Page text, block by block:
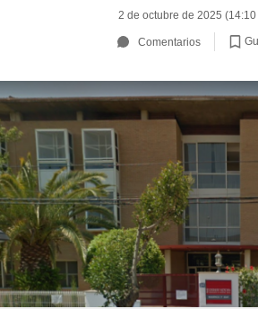
2 de octubre de 2025 (14:10
Comentarios